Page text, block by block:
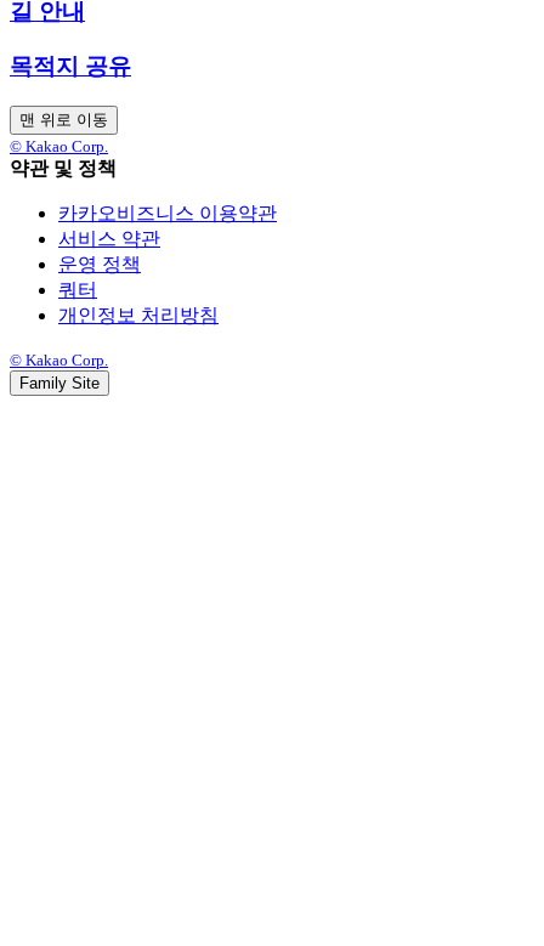
길 안내
목적지 공유
맨 위로 이동
© Kakao Corp.
약관 및 정책
카카오비즈니스 이용약관
서비스 약관
운영 정책
쿼터
개인정보 처리방침
© Kakao Corp.
Family Site